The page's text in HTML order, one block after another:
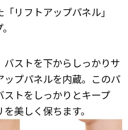
リフトアップパネル」
バストを下からしっかりサ
ップパネルを内蔵。このパ
トをしっかりとキープ
美しく保ちます。